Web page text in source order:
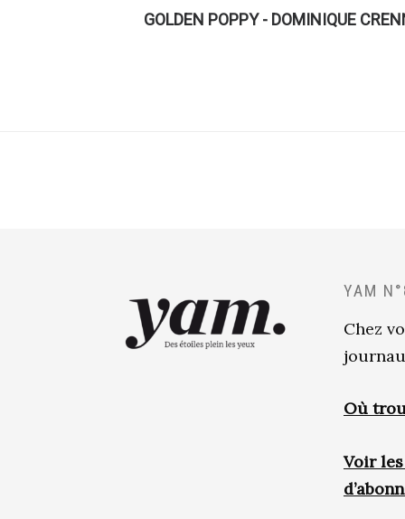
GOLDEN POPPY - DOMINIQUE
YAM
Chez
Où
Voir